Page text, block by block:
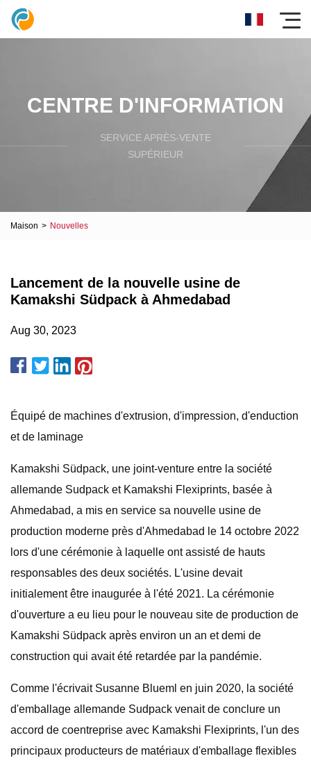
CENTRE D'INFORMATION
SERVICE APRÈS-VENTE
SUPÉRIEUR
Maison > Nouvelles
Lancement de la nouvelle usine de
Kamakshi Südpack à Ahmedabad
Aug 30, 2023
Équipé de machines d'extrusion, d'impression, d'enduction
et de laminage
Kamakshi Südpack, une joint-venture entre la société
allemande Sudpack et Kamakshi Flexiprints, basée à
Ahmedabad, a mis en service sa nouvelle usine de
production moderne près d'Ahmedabad le 14 octobre 2022
lors d'une cérémonie à laquelle ont assisté de hauts
responsables des deux sociétés. L'usine devait
initialement être inaugurée à l'été 2021. La cérémonie
d'ouverture a eu lieu pour le nouveau site de production de
Kamakshi Südpack après environ un an et demi de
construction qui avait été retardée par la pandémie.
Comme l'écrivait Susanne Blueml en juin 2020, la société
d'emballage allemande Sudpack venait de conclure un
accord de coentreprise avec Kamakshi Flexiprints, l'un des
principaux producteurs de matériaux d'emballage flexibles